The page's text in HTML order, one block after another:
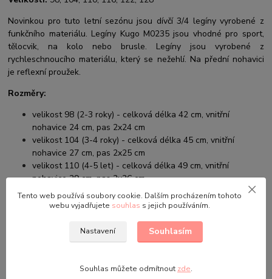
Novinkou pro tuto letní sezónu jsou dívčí 3/4 legíny vyrobené z
funkčního materiálu. Legíny Kugo M0235 jsou vhodné pro sport,
tělocvik, na kolo nebo brusle. Legíny jsou vyrobené z
rychleschnoucího materiálu, který se nežehlí. Na přední nohavici
je reflexní proužek.
Rozměry:
velikost 98 (2-3 roky) - celková délka 42 cm, vnitřní
nohavice 24 cm, pas 2x24 cm
velikost 104 (3-4 roky) - celková délka 45 cm, vnitřní
nohavice 27 cm, pas 2x25 cm
velikost 110 (4-5 let) - celková délka 49 cm, vnitřní
nohavice 29 cm, pas 2x26 cm
velikost 116 (5-6 let) - celková délka 51 cm, vnitřní
nohavice 32 cm, pas 2x27 cm
nohavice 34 cm, pas 2x28 cm
velikost 128 (7-8 let) - celková délka 55 cm, vnitřní
60% bavlna, 24% polyester, 16% elastan
Tento web používá soubory cookie. Dalším procházením tohoto
webu vyjadřujete souhlas s jejich používáním.
Nastavení Souhlasím
Souhlas můžete odmítnout zde.